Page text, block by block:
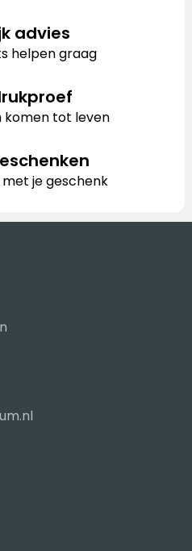
advies
helpen graag
komen tot leven
je geschenk